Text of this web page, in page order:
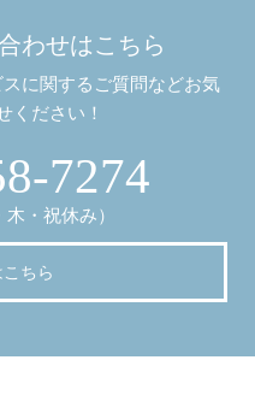
わせはこちら
に関するご質問などお気
ください！
7274
・祝休み）
ちら